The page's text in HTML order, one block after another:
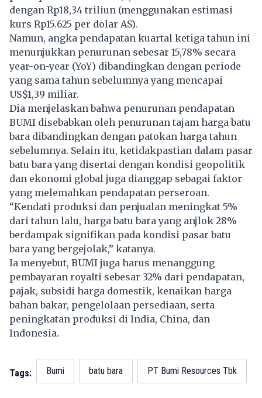
dengan Rp18,34 triliun (menggunakan estimasi
kurs Rp15.625 per dolar AS).
Namun, angka pendapatan kuartal ketiga tahun ini
menunjukkan penurunan sebesar 15,78% secara
year-on-year (YoY) dibandingkan dengan periode
yang sama tahun sebelumnya yang mencapai
US$1,39 miliar.
Dia menjelaskan bahwa penurunan pendapatan
BUMI disebabkan oleh penurunan tajam harga batu
bara dibandingkan dengan patokan harga tahun
sebelumnya. Selain itu, ketidakpastian dalam pasar
batu bara yang disertai dengan kondisi geopolitik
dan ekonomi global juga dianggap sebagai faktor
yang melemahkan pendapatan perseroan.
“Kendati produksi dan penjualan meningkat 5%
dari tahun lalu, harga batu bara yang anjlok 28%
berdampak signifikan pada kondisi pasar batu
bara yang bergejolak,” katanya.
Ia menyebut, BUMI juga harus menanggung
pembayaran royalti sebesar 32% dari pendapatan,
pajak, subsidi harga domestik, kenaikan harga
bahan bakar, pengelolaan persediaan, serta
peningkatan produksi di India, China, dan
Indonesia.
Tags: Bumi batu bara PT Bumi Resources Tbk